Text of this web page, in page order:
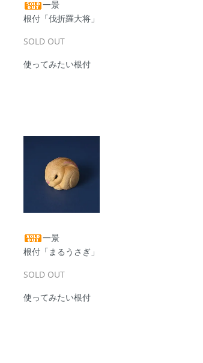
一景
根付「伐折羅大将」
SOLD OUT
使ってみたい根付
一景
根付「まるうさぎ」
SOLD OUT
使ってみたい根付